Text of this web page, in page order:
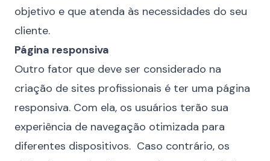
objetivo e que atenda às necessidades do seu
cliente.
Página responsiva
Outro fator que deve ser considerado na
criação de sites profissionais é ter uma página
responsiva. Com ela, os usuários terão sua
experiência de navegação otimizada para
diferentes dispositivos. Caso contrário, os